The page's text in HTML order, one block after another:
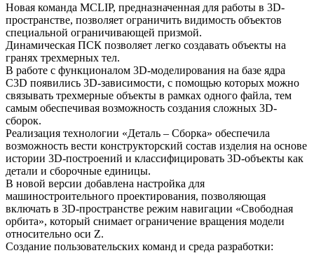
Новая команда MCLIP, предназначенная для работы в 3D-
пространстве, позволяет ограничить видимость объектов
специальной ограничивающей призмой.
Динамическая ПСК позволяет легко создавать объекты на
гранях трехмерных тел.
В работе с функционалом 3D-моделирования на базе ядра
C3D появились 3D-зависимости, с помощью которых можно
связывать трехмерные объекты в рамках одного файла, тем
самым обеспечивая возможность создания сложных 3D-
сборок.
Реализация технологии «Деталь – Сборка» обеспечила
возможность вести конструкторский состав изделия на основе
истории 3D-построений и классифицировать 3D-объекты как
детали и сборочные единицы.
В новой версии добавлена настройка для
машиностроительного проектирования, позволяющая
включать в 3D-пространстве режим навигации «Свободная
орбита», который снимает ограничение вращения модели
относительно оси Z.
Создание пользовательских команд и среда разработки: